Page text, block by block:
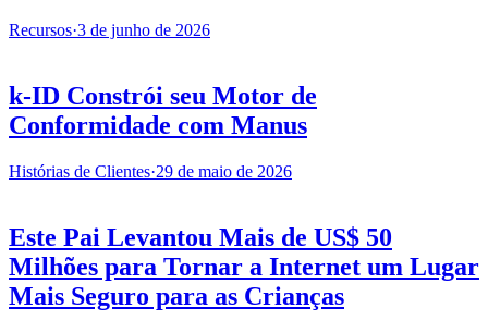
Recursos·3 de junho de 2026
k-ID Constrói seu Motor de
Conformidade com Manus
Histórias de Clientes·29 de maio de 2026
Este Pai Levantou Mais de US$ 50
Milhões para Tornar a Internet um Lugar
Mais Seguro para as Crianças